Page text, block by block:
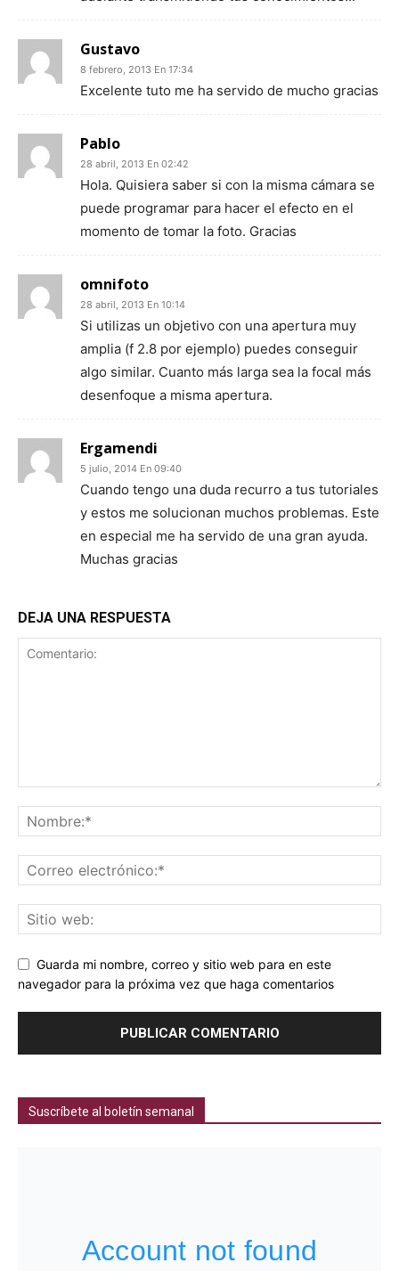
Gustavo
8 febrero, 2013 En 17:34
Excelente tuto me ha servido de mucho gracias
Pablo
28 abril, 2013 En 02:42
Hola. Quisiera saber si con la misma cámara se
puede programar para hacer el efecto en el
momento de tomar la foto. Gracias
omnifoto
28 abril, 2013 En 10:14
Si utilizas un objetivo con una apertura muy
amplia (f 2.8 por ejemplo) puedes conseguir
algo similar. Cuanto más larga sea la focal más
desenfoque a misma apertura.
Ergamendi
5 julio, 2014 En 09:40
Cuando tengo una duda recurro a tus tutoriales
y estos me solucionan muchos problemas. Este
en especial me ha servido de una gran ayuda.
Muchas gracias
DEJA UNA RESPUESTA
Guarda mi nombre, correo y sitio web para en este
navegador para la próxima vez que haga comentarios
Suscríbete al boletín semanal